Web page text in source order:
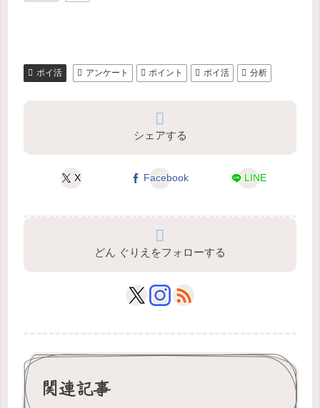
ポイ活 アンケート ポイント ポイ活 分析
シェアする
X Facebook LINE
どん ぐりえをフォローする
関連記事